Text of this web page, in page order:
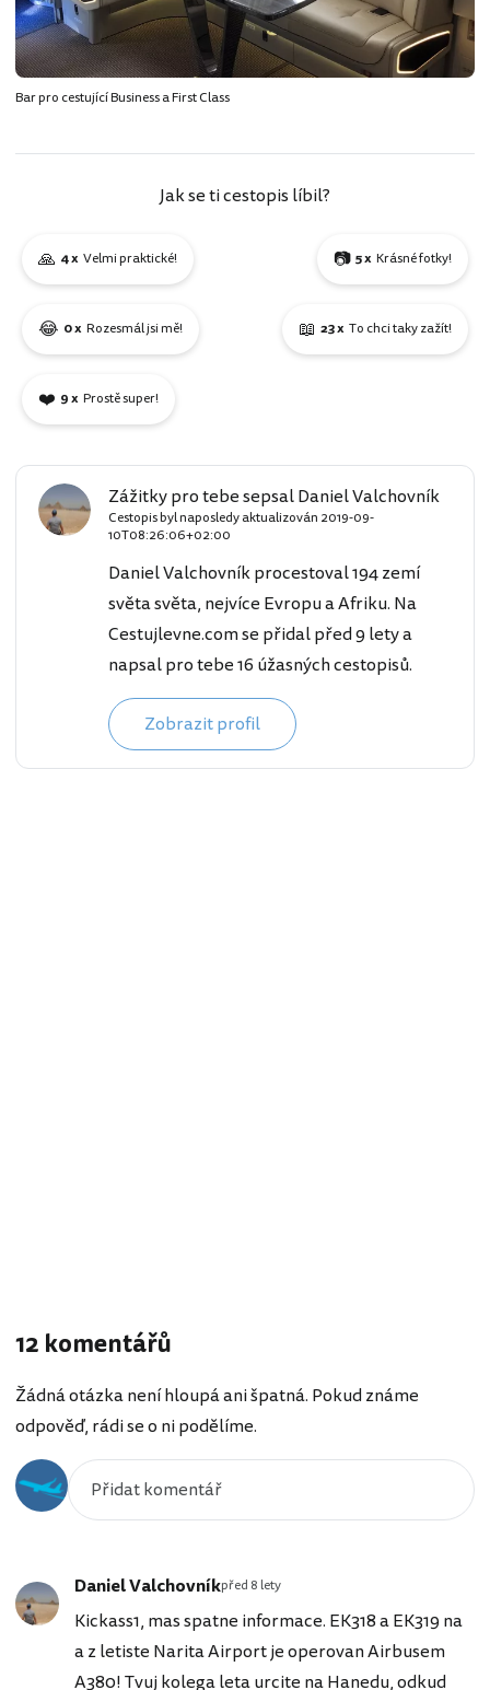
Bar pro cestující Business a First Class
Jak se ti cestopis líbil?
🙏 4 x Velmi praktické! 📷 5 x Krásné fotky!
😂 0 x Rozesmál jsi mě! 📖 23 x To chci taky zažít!
❤️ 9 x Prostě super!
Zážitky pro tebe sepsal Daniel Valchovník
Cestopis byl naposledy aktualizován 2019-09-
10T08:26:06+02:00
Daniel Valchovník procestoval 194 zemí
světa světa, nejvíce Evropu a Afriku. Na
Cestujlevne.com se přidal před 9 lety a
napsal pro tebe 16 úžasných cestopisů.
Zobrazit profil
12 komentářů
Žádná otázka není hloupá ani špatná. Pokud známe
odpověď, rádi se o ni podělíme.
Daniel Valchovníkpřed 8 lety
Kickass1, mas spatne informace. EK318 a EK319 na
a z letiste Narita Airport je operovan Airbusem
A380! Tvuj kolega leta urcite na Hanedu, odkud